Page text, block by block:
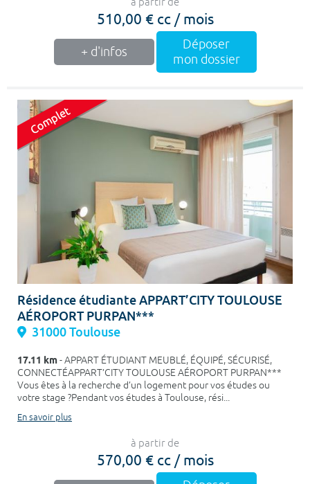
à partir de
510,00 € cc / mois
+ d'infos
Déposer
mon dossier
Résidence étudiante APPART’CITY TOULOUSE
AÉROPORT PURPAN***
31000 Toulouse
17.11 km- APPART ÉTUDIANT MEUBLÉ, ÉQUIPÉ, SÉCURISÉ,
CONNECTÉAPPART’CITY TOULOUSE AÉROPORT PURPAN***
Vous êtes à la recherche d’un logement pour vos études ou
votre stage ?Pendant vos études à Toulouse, rési...
En savoir plus
à partir de
570,00 € cc / mois